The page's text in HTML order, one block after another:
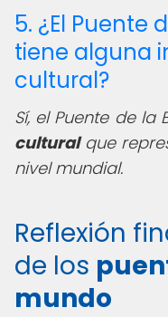
5. ¿El Puente
tiene alguna
cultural?
Sí, el Puente de la
culturalque
nivel mundial.
Reflexión
de los
mundo